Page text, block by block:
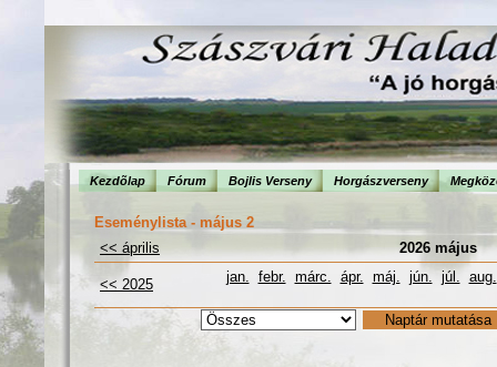
Kezdõlap Fórum Bojlis Verseny Horgászverseny
Eseménylista - május 2
<< április
2026 május
<< 2025 jan. febr. márc. ápr. máj. jún. júl. aug.